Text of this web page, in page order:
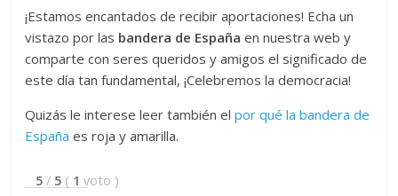
¡Estamos encantados de recibir aportaciones! Echa un
vistazo por las bandera de España en nuestra web y
comparte con seres queridos y amigos el significado de
este día tan fundamental, ¡Celebremos la democracia!
Quizás le interese leer también elpor qué la bandera de
España es roja y amarilla.
5 / 5 ( 1 voto )